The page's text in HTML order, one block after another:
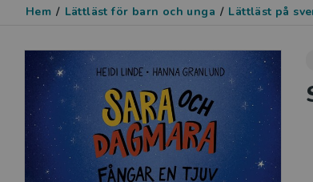
Hem / Lättläst för barn och unga / Lättläst på